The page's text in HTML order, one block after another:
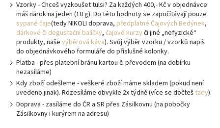
Vzorky - Chceš vyzkoušet tulsi? Za každých 400,- Kč v objednávce
máš nárok na jeden (10 g). Do této hodnoty se započítávají pouze
sypané čaje(tedy NIKOLI doprava, předplatné Čajových Bedýnek,
dárkové či degustační balíčky,čajové kurzyči jiné „nefyzické“
produkty, naševýběrová káva). Svůj výběr vzorku / vzorků napiš
do objednávkového formuláře do příslušné kolonky.
Platba - přes platební bránu kartou či převodem (na dobírku
nezasíláme)
Kdy zboží odešleme - veškeré zboží máme skladem (pokud není
uvedeno jinak). Rozesíláme obvykle 2x týdně (více se dočteš tady).
Doprava - zasíláme do ČR a SR přes Zásilkovnu (na pobočky
Zásilkovny i kurýrem na adresu)